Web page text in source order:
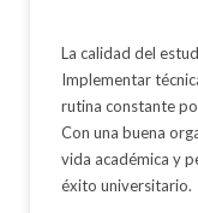
La calidad del
Implementar
rutina constante
Con una buena
vida académica y
éxito universitario.